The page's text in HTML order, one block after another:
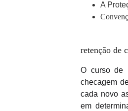
A
retenção de
O curso de
checagem
cada novo
em